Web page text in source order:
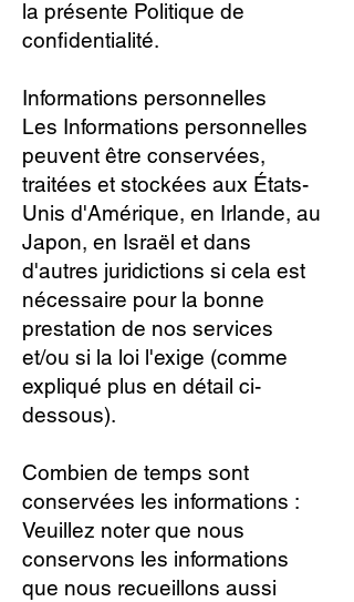
la présente Politique de
confidentialité.
Informations personnelles
Les Informations personnelles
peuvent être conservées,
traitées et stockées aux États-
Unis d'Amérique, en Irlande, au
Japon, en Israël et dans
d'autres juridictions si cela est
nécessaire pour la bonne
prestation de nos services
et/ou si la loi l'exige (comme
expliqué plus en détail ci-
dessous).
Combien de temps sont
conservées les informations :
Veuillez noter que nous
conservons les informations
que nous recueillons aussi